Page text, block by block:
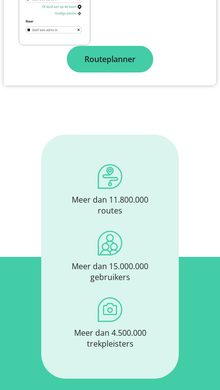
Routeplanner
Meer dan 11.800.000
routes
Meer dan 15.000.000
gebruikers
Meer dan 4.500.000
trekpleisters